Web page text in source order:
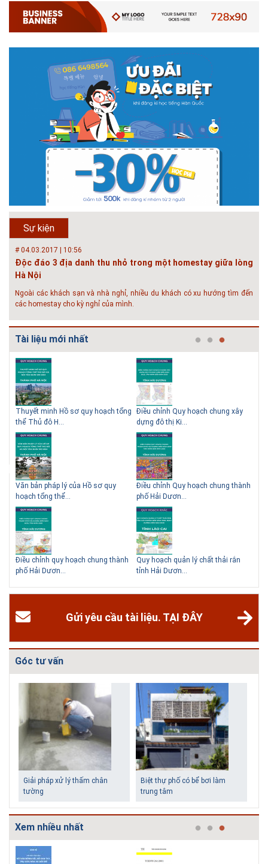
Sự kiện
Hội thảo quốc tế ''Xây dựng đô thị thông minh – Hướng đến
phát triển bền vững” /...
thành phố trên thế giới. Tại Việt Nam, đã có gần 20 tỉnh, thành phố trên
toàn quốc đang triển khai hoặc khởi động các đề án về đô thị thông
# 23.06.2018 | 15:37
Hội thảo về sàn bê tông chất lượng cao tại Hà Nội và TP Hồ
Hội thảo “Sàn bê tông chất lượng cao – công nghệ mới nhất tại Châu Âu
& Mỹ và các vấn đề áp dụng tại Việt Nam” được tổ chức bởi HOUSELINK
sẽ diễn ra vào 14h00 ngày 26/06/2018 tại Khách sạn Pan Pacific, Hà Nội
và ngày 28/...
# 04.03.2017 | 10:56
Độc đáo 3 địa danh thu nhỏ trong một homestay giữa lòng
Hà Nội
Ngoài các khách sạn và nhà nghỉ, nhiều du khách có xu hướng tìm đến
các homestay cho kỳ nghỉ của mình.
# 05.04.2025 | 17:16
Tuyển sinh 2025, Khoa kỹ thuật hạ tầng và môi trường đô thị
- Đại học Kiến trúc...
Thông tin tuyển sinh đại học 2025 Khoa kỹ thuật hạ tầng và môi trường
đô thị - Đại học Kiến trúc Hà Nội Tuyển sinh đại học với 280 chỉ tiêu, thời
Tài liệu mới nhất
Thuyết minh Hồ sơ quy hoạch tổng
thể Thủ đô H...
Văn bản pháp lý của Hồ sơ quy
hoạch tổng thể...
Điều chỉnh quy hoạch chung thành
phố Hải Dươn...
Điều chỉnh Quy hoạch chung xây
dựng đô thị Ki...
Điều chỉnh Quy hoạch chung thành
phố Hải Dươn...
Quy hoạch quản lý chất thải rắn
tỉnh Hải Dươn...
Gửi yêu cầu tài liệu. TẠI ĐÂY
Góc tư vấn
Những ngôi nhà một tầng ít
tiền vẫn đẹp
Lý do nên sử dụng gạch block
để xây nhà
Xem nhiều nhất